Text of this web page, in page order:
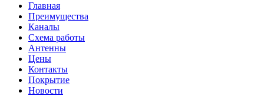
Главная
Преимущества
Каналы
Схема работы
Антенны
Цены
Контакты
Покрытие
Новости